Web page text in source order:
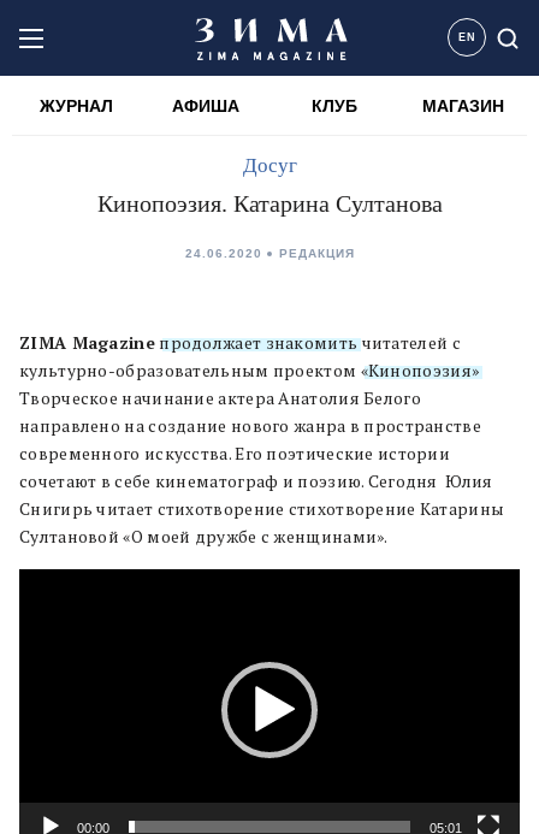
EN
ЖУРНАЛ АФИША КЛУБ МАГАЗИН
Досуг
Кинопоэзия. Катарина Султанова
24.06.2020 PЕДАКЦИЯ
ZIMA Magazine продолжает знакомитьчитателей с
культурно-образовательным проектом «Кинопоэзия».
Творческое начинание актера Анатолия Белого
направлено на создание нового жанра в пространстве
современного искусства. Его поэтические истории
сочетают в себе кинематограф и поэзию. Сегодня Юлия
Снигирь читает стихотворение стихотворение Катарины
Султановой «О моей дружбе с женщинами».
00:00 05:01